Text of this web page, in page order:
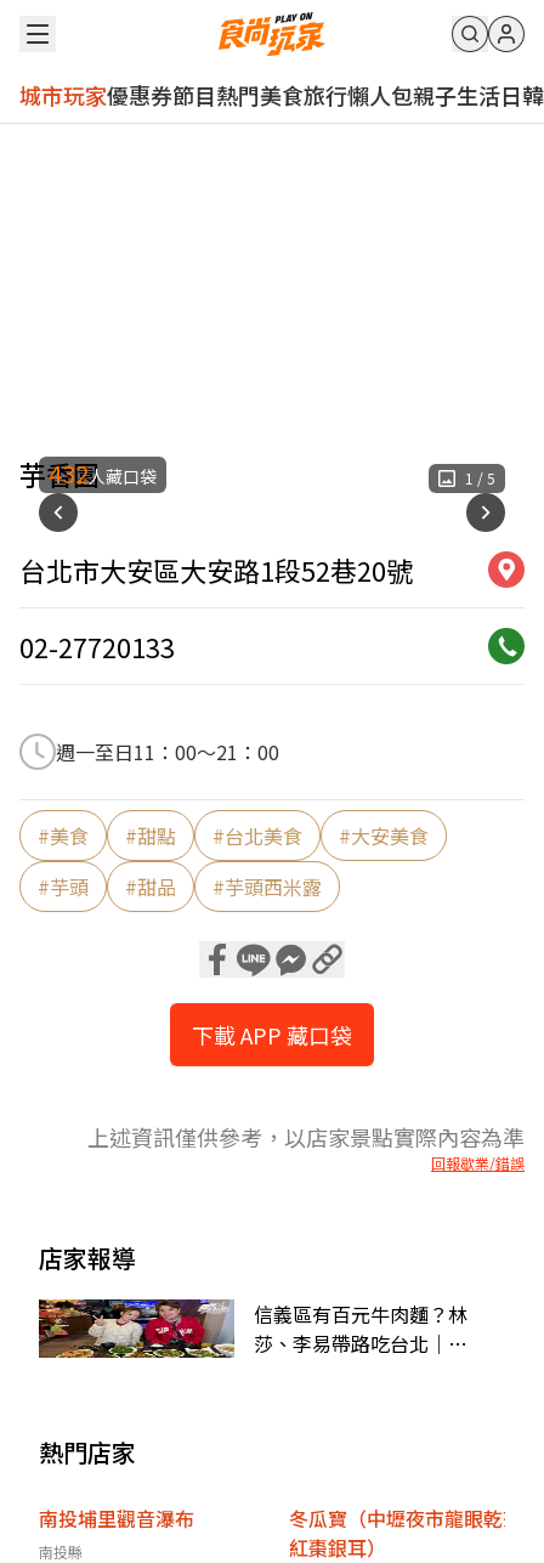
城市玩家優惠券節目熱門美食旅行懶人包親子生活日韓
芋香園 1 /5
432人藏口袋
台北市大安區大安路1段52巷20號
02-27720133
週一至日11：00～21：00
#美食 #甜點 #台北美食 #大安美食
#芋頭 #甜品 #芋頭西米露
下載 APP 藏口袋
上述資訊僅供參考，以店家景點實際內容為準
回報歇業/錯誤
店家報導
信義區有百元牛肉麵？林
莎、李易帶路吃台北｜
熱門店家
南投埔里觀音瀑布
南投縣
冬瓜寶（中壢夜市龍眼乾茶
紅棗銀耳）